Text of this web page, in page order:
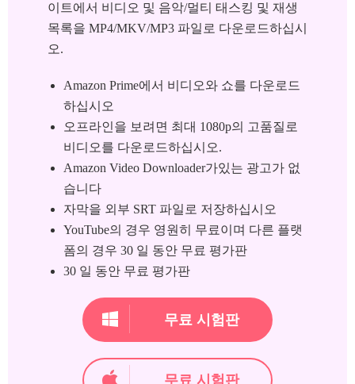
이트에서 비디오 및 음악/멀티 태스킹 및 재생
목록을 MP4/MKV/MP3 파일로 다운로드하십시
오.
Amazon Prime에서 비디오와 쇼를 다운로드
하십시오
오프라인을 보려면 최대 1080p의 고품질로
비디오를 다운로드하십시오.
Amazon Video Downloader가있는 광고가 없
습니다
자막을 외부 SRT 파일로 저장하십시오
YouTube의 경우 영원히 무료이며 다른 플랫
폼의 경우 30 일 동안 무료 평가판
30 일 동안 무료 평가판
무료 시험판
무료 시험판